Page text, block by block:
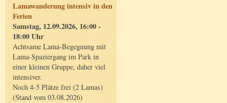
Lamawanderung intensiv in den
Ferien
Samstag, 12.09.2026, 16:00 -
18:00 Uhr
Achtsame Lama-Begegnung mit
Lama-Spaziergang im Park in
einer kleinen Gruppe, daher viel
intensiver.
Noch 4-5 Plätze frei (2 Lamas)
(Stand vom 03.08.2026)